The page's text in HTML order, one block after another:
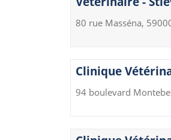
80 rue Masséna,
Clinique
94 boulevard